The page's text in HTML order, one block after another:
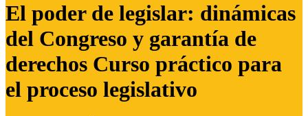
El poder de legislar: dinámicas
del Congreso y garantía de
derechos Curso práctico para
el proceso legislativo